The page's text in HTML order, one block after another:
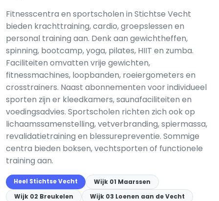
Fitnesscentra en sportscholen in Stichtse Vecht
bieden krachttraining, cardio, groepslessen en
personal training aan. Denk aan gewichtheffen,
spinning, bootcamp, yoga, pilates, HIIT en zumba.
Faciliteiten omvatten vrije gewichten,
fitnessmachines, loopbanden, roeiergometers en
crosstrainers. Naast abonnementen voor individueel
sporten zijn er kleedkamers, saunafaciliteiten en
voedingsadvies. Sportscholen richten zich ook op
lichaamssamenstelling, vetverbranding, spiermassa,
revalidatietraining en blessurepreventie. Sommige
centra bieden boksen, vechtsporten of functionele
training aan.
Heel Stichtse Vecht
Wijk 01 Maarssen
Wijk 02 Breukelen
Wijk 03 Loenen aan de Vecht